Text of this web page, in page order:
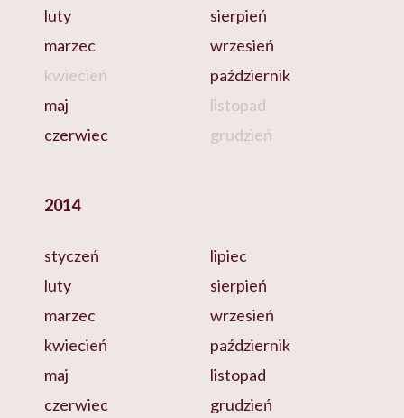
luty
marzec
kwiecień
maj
czerwiec
sierpień
wrzesień
październik
listopad
grudzień
2014
styczeń
luty
marzec
kwiecień
maj
czerwiec
lipiec
sierpień
wrzesień
październik
listopad
grudzień